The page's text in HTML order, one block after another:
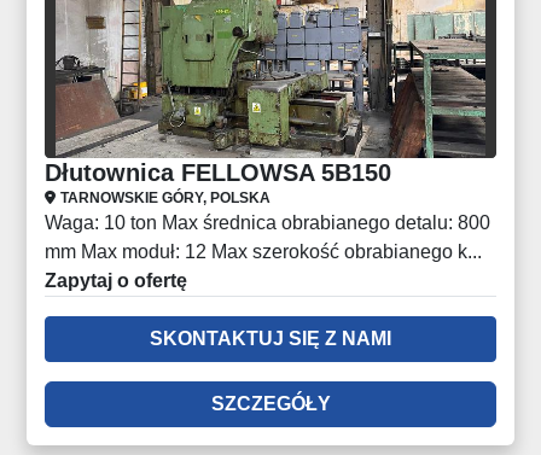
Dłutownica FELLOWSA 5B150
TARNOWSKIE GÓRY, POLSKA
Waga: 10 ton Max średnica obrabianego detalu: 800
mm Max moduł: 12 Max szerokość obrabianego k...
Zapytaj o ofertę
SKONTAKTUJ SIĘ Z NAMI
SZCZEGÓŁY